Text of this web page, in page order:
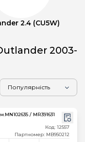
2.4 (CU5W)
2003-
/ MR391631
Код: 12557
Партномер: MB950212